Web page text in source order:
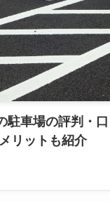
駐車場の評判・
リットも紹介